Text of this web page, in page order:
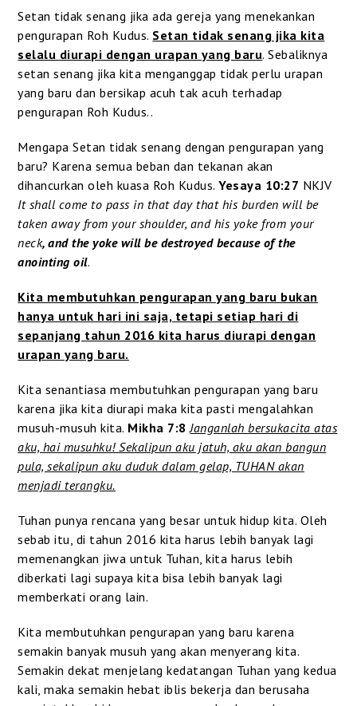
Setan tidak senang jika ada gereja yang menekankan
pengurapan Roh Kudus. Setan tidak senang jika kita
selalu diurapi dengan urapan yang baru. Sebaliknya
setan senang jika kita menganggap tidak perlu urapan
yang baru dan bersikap acuh tak acuh terhadap
pengurapan Roh Kudus..
Mengapa Setan tidak senang dengan pengurapan yang
baru? Karena semua beban dan tekanan akan
dihancurkan oleh kuasa Roh Kudus.Yesaya 10:27 NKJV
It shall come to pass in that day that his burden will be
taken away from your shoulder, and his yoke from your
neck, and the yoke will be destroyed because of the
anointing oil.
Kita membutuhkan pengurapan yang baru bukan
hanya untuk hari ini saja, tetapi setiap hari di
sepanjang tahun 2016 kita harus diurapi dengan
urapan yang baru.
Kita senantiasa membutuhkan pengurapan yang baru
karena jika kita diurapi maka kita pasti mengalahkan
musuh-musuh kita. Mikha 7:8 Janganlah bersukacita atas
aku, hai musuhku! Sekalipun aku jatuh, aku akan bangun
pula, sekalipun aku duduk dalam gelap, TUHAN akan
menjadi terangku.
Tuhan punya rencana yang besar untuk hidup kita. Oleh
sebab itu, di tahun 2016 kita harus lebih banyak lagi
memenangkan jiwa untuk Tuhan, kita harus lebih
diberkati lagi supaya kita bisa lebih banyak lagi
memberkati orang lain.
Kita membutuhkan pengurapan yang baru karena
semakin banyak musuh yang akan menyerang kita.
Semakin dekat menjelang kedatangan Tuhan yang kedua
kali, maka semakin hebat iblis bekerja dan berusaha